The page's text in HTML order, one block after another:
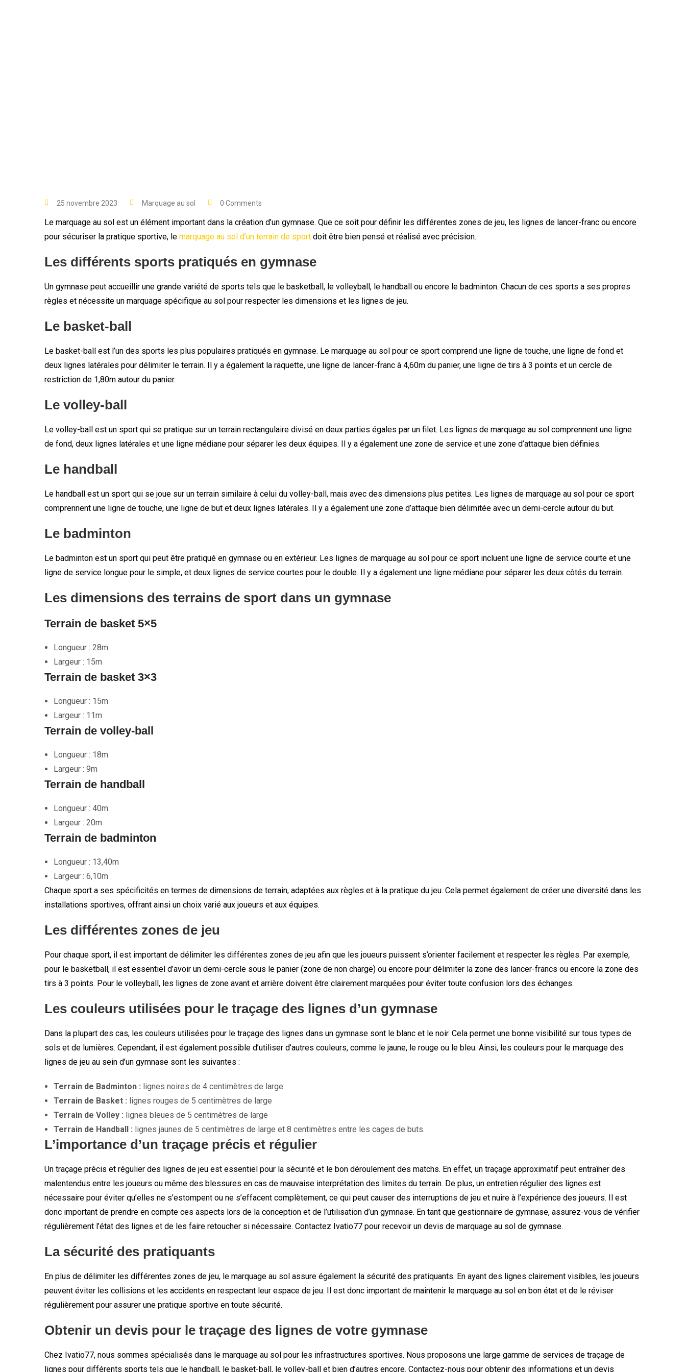
25 novembre 2023 Marquage au sol 0 Comments
Le marquage au sol est un élément important dans la création d’un gymnase. Que ce soit pour définir les différentes zones de jeu, les lignes de lancer-franc ou encore
pour sécuriser la pratique sportive, le marquage au sol d’un terrain de sport doit être bien pensé et réalisé avec précision.
Les différents sports pratiqués en gymnase
Un gymnase peut accueillir une grande variété de sports tels que le basketball, le volleyball, le handball ou encore le badminton. Chacun de ces sports a ses propres
règles et nécessite un marquage spécifique au sol pour respecter les dimensions et les lignes de jeu.
Le basket-ball
Le basket-ball est l’un des sports les plus populaires pratiqués en gymnase. Le marquage au sol pour ce sport comprend une ligne de touche, une ligne de fond et
deux lignes latérales pour délimiter le terrain. Il y a également la raquette, une ligne de lancer-franc à 4,60m du panier, une ligne de tirs à 3 points et un cercle de
restriction de 1,80m autour du panier.
Le volley-ball
Le volley-ball est un sport qui se pratique sur un terrain rectangulaire divisé en deux parties égales par un filet. Les lignes de marquage au sol comprennent une ligne
de fond, deux lignes latérales et une ligne médiane pour séparer les deux équipes. Il y a également une zone de service et une zone d’attaque bien définies.
Le handball
Le handball est un sport qui se joue sur un terrain similaire à celui du volley-ball, mais avec des dimensions plus petites. Les lignes de marquage au sol pour ce sport
comprennent une ligne de touche, une ligne de but et deux lignes latérales. Il y a également une zone d’attaque bien délimitée avec un demi-cercle autour du but.
Le badminton
Le badminton est un sport qui peut être pratiqué en gymnase ou en extérieur. Les lignes de marquage au sol pour ce sport incluent une ligne de service courte et une
ligne de service longue pour le simple, et deux lignes de service courtes pour le double. Il y a également une ligne médiane pour séparer les deux côtés du terrain.
Les dimensions des terrains de sport dans un gymnase
Terrain de basket 5×5
Longueur : 28m
Largeur : 15m
Terrain de basket 3×3
Longueur : 15m
Largeur : 11m
Terrain de volley-ball
Longueur : 18m
Largeur : 9m
Terrain de handball
Longueur : 40m
Largeur : 20m
Terrain de badminton
Longueur : 13,40m
Largeur : 6,10m
Chaque sport a ses spécificités en termes de dimensions de terrain, adaptées aux règles et à la pratique du jeu. Cela permet également de créer une diversité dans les
installations sportives, offrant ainsi un choix varié aux joueurs et aux équipes.
Les différentes zones de jeu
Pour chaque sport, il est important de délimiter les différentes zones de jeu afin que les joueurs puissent s’orienter facilement et respecter les règles. Par exemple,
pour le basketball, il est essentiel d’avoir un demi-cercle sous le panier (zone de non charge) ou encore pour délimiter la zone des lancer-francs ou encore la zone des
tirs à 3 points. Pour le volleyball, les lignes de zone avant et arrière doivent être clairement marquées pour éviter toute confusion lors des échanges.
Les couleurs utilisées pour le traçage des lignes d’un gymnase
Dans la plupart des cas, les couleurs utilisées pour le traçage des lignes dans un gymnase sont le blanc et le noir. Cela permet une bonne visibilité sur tous types de
sols et de lumières. Cependant, il est également possible d’utiliser d’autres couleurs, comme le jaune, le rouge ou le bleu. Ainsi, les couleurs pour le marquage des
lignes de jeu au sein d’un gymnase sont les suivantes :
Terrain de Badminton : lignes noires de 4 centimètres de large
Terrain de Basket : lignes rouges de 5 centimètres de large
Terrain de Volley : lignes bleues de 5 centimètres de large
Terrain de Handball : lignes jaunes de 5 centimètres de large et 8 centimètres entre les cages de buts.
L’importance d’un traçage précis et régulier
Un traçage précis et régulier des lignes de jeu est essentiel pour la sécurité et le bon déroulement des matchs. En effet, un traçage approximatif peut entraîner des
malentendus entre les joueurs ou même des blessures en cas de mauvaise interprétation des limites du terrain. De plus, un entretien régulier des lignes est
nécessaire pour éviter qu’elles ne s’estompent ou ne s’effacent complètement, ce qui peut causer des interruptions de jeu et nuire à l’expérience des joueurs. Il est
donc important de prendre en compte ces aspects lors de la conception et de l’utilisation d’un gymnase. En tant que gestionnaire de gymnase, assurez-vous de vérifier
régulièrement l’état des lignes et de les faire retoucher si nécessaire. Contactez Ivatio77 pour recevoir un devis de marquage au sol de gymnase.
La sécurité des pratiquants
En plus de délimiter les différentes zones de jeu, le marquage au sol assure également la sécurité des pratiquants. En ayant des lignes clairement visibles, les joueurs
peuvent éviter les collisions et les accidents en respectant leur espace de jeu. Il est donc important de maintenir le marquage au sol en bon état et de le réviser
régulièrement pour assurer une pratique sportive en toute sécurité.
Obtenir un devis pour le traçage des lignes de votre gymnase
Chez Ivatio77, nous sommes spécialisés dans le marquage au sol pour les infrastructures sportives. Nous proposons une large gamme de services de traçage de
lignes pour différents sports tels que le handball, le basket-ball, le volley-ball et bien d’autres encore. Contactez-nous pour obtenir des informations et un devis